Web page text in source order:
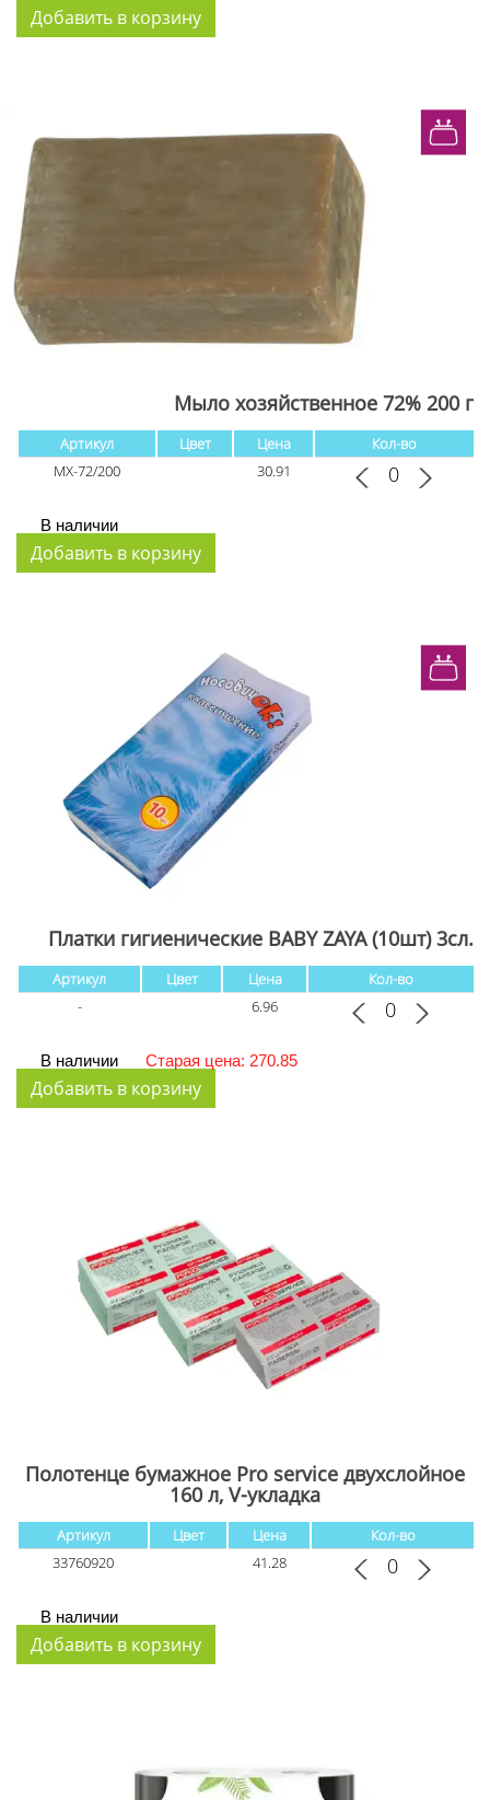
Мыло хозяйственное 72% 200 г
Артикул Цвет Цена
Кол-во
МХ-72/200
30.91
В наличии
Платки гигиенические BABY ZAYA (10шт) 3сл.
Артикул Цвет Цена
Кол-во
-
6.96
В наличии Старая цена: 270.85
Полотенце бумажное Pro service двухслойное
160 л, V-укладка
Артикул Цвет Цена
Кол-во
33760920
41.28
В наличии